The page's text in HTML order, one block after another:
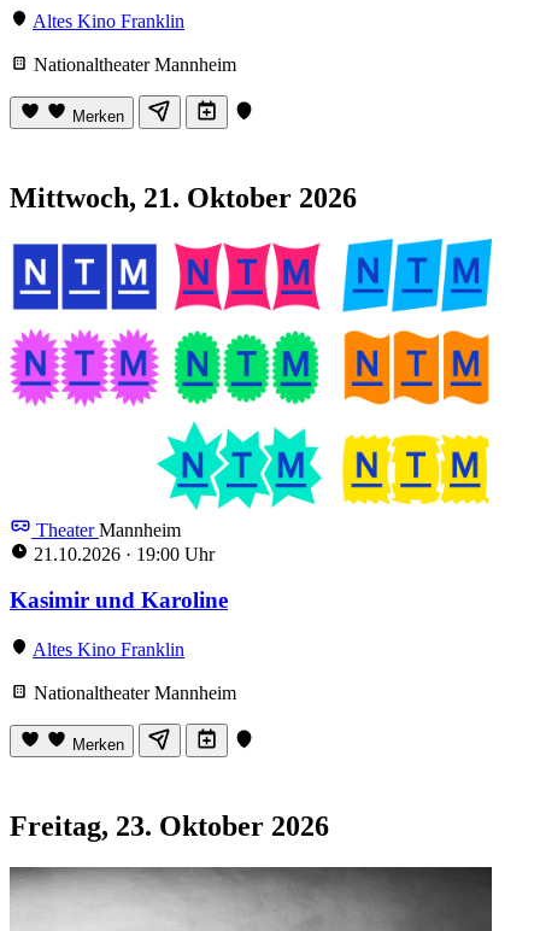
Altes Kino Franklin
Nationaltheater Mannheim
Merken
Mittwoch, 21. Oktober 2026
TheaterMannheim
21.10.2026 · 19:00 Uhr
Kasimir und Karoline
Altes Kino Franklin
Nationaltheater Mannheim
Merken
Freitag, 23. Oktober 2026